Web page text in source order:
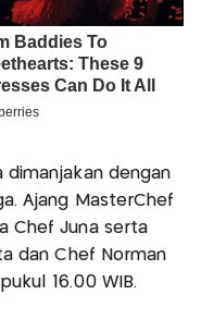
dimanjakan dengan
Ajang MasterChef
Chef Juna serta
dan Chef Norman
16.00 WIB.